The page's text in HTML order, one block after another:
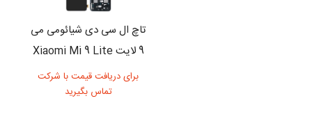
تاچ ال سی دی شیائومی می
9 لایت Xiaomi Mi 9 Lite
برای دریافت قیمت با شرکت
تماس بگیرید